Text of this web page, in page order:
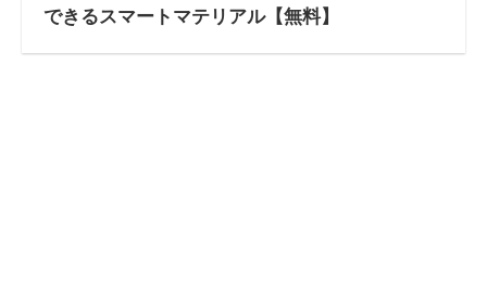
できるスマートマテリアル【無料】